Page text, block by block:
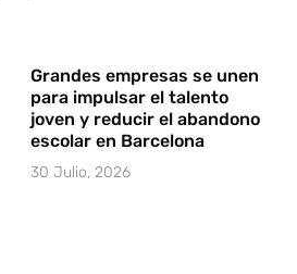
Grandes empresas se unen
para impulsar el talento
joven y reducir el abandono
escolar en Barcelona
30 Julio, 2026